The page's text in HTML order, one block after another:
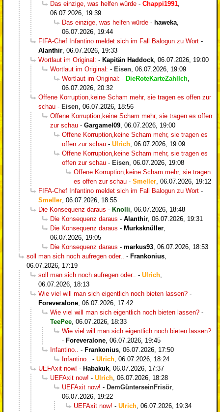
Das einzige, was helfen würde - Chappi1991
06.07.2026, 19:39
Das einzige, was helfen würde - haweka
06.07.2026, 19:44
FIFA-Chef Infantino meldet sich im Fall Balogun zu Wort -
Alanthir 06.07.2026, 19:33
Wortlaut im Original: - Kapitän Haddock 06.07.2026, 19:00
Wortlaut im Original: - Eisen 06.07.2026, 19:09
Wortlaut im Original: - DieRoteKarteZahlIch
06.07.2026, 20:32
Offene Korruption,keine Scham mehr, sie tragen es offen zur
schau - Eisen 06.07.2026, 18:56
Offene Korruption,keine Scham mehr, sie tragen es offen
zur schau - Gargamel09 06.07.2026, 19:00
Offene Korruption,keine Scham mehr, sie tragen es
offen zur schau - Ulrich 06.07.2026, 19:09
Offene Korruption,keine Scham mehr, sie tragen es
offen zur schau - Eisen 06.07.2026, 19:08
Offene Korruption,keine Scham mehr, sie tragen
es offen zur schau - Smeller 06.07.2026, 19:12
FIFA-Chef Infantino meldet sich im Fall Balogun zu Wort -
Smeller 06.07.2026, 18:55
Die Konsequenz daraus - Knolli 06.07.2026, 18:48
Die Konsequenz daraus - Alanthir 06.07.2026, 19:31
Die Konsequenz daraus - Murksknüller
06.07.2026, 19:05
Die Konsequenz daraus - markus93 06.07.2026, 18:53
soll man sich noch aufregen oder..
- Frankonius
06.07.2026, 17:19
soll man sich noch aufregen oder..
- Ulrich
06.07.2026, 18:13
Wie viel will man sich eigentlich noch bieten lassen? -
Foreveralone 06.07.2026, 17:42
Wie viel will man sich eigentlich noch bieten lassen? -
TeePee 06.07.2026, 18:33
Wie viel will man sich eigentlich noch bieten lassen?
- Foreveralone 06.07.2026, 19:45
Infantino..
- Frankonius 06.07.2026, 17:50
Infantino..
- Ulrich 06.07.2026, 18:24
UEFAxit now! - Habakuk 06.07.2026, 17:37
UEFAxit now! - Ulrich 06.07.2026, 18:28
UEFAxit now! - DemGünterseinFrisör
06.07.2026, 19:22
UEFAxit now! - Ulrich 06.07.2026, 19:34